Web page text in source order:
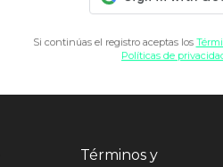
Si continúas el registro aceptas los
Políticas de
Términos y